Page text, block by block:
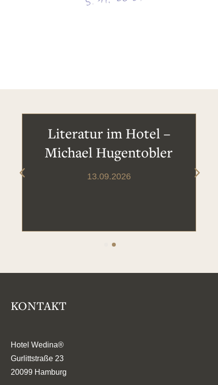
Literatur im Hotel –
Michael Hugentobler
13.09.2026
KONTAKT
Hotel Wedina®
Gurlittstraße 23
20099 Hamburg